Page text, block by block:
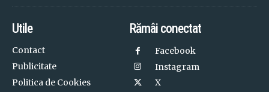
Utile
Contact
Publicitate
Politica de Cookies
Rămâi conectat
Facebook
Instagram
X